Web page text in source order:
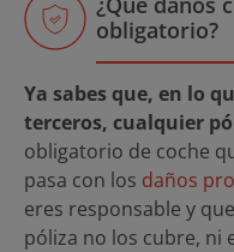
obligatorio?
Ya sabes que, en lo
terceros, cualquier
obligatorio de coche
pasa con los daños
eres responsable y
póliza no los cubre, ni